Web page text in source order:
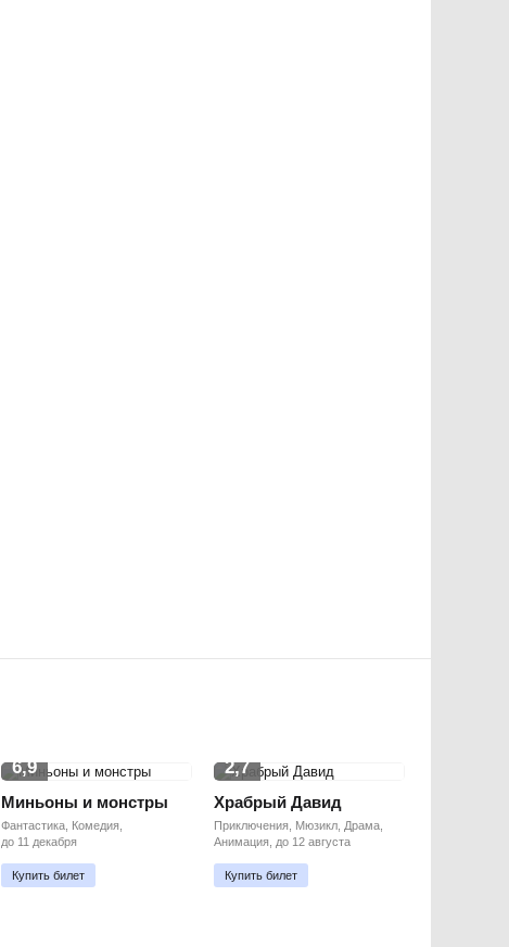
6,9
Миньоны и монстры
Фантастика, Комедия,
до 11 декабря
Купить билет
2,7
Храбрый Давид
Приключения, Мюзикл, Драма,
Анимация, до 12 августа
Купить билет